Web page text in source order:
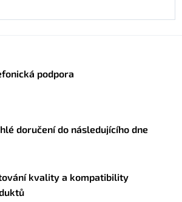
podpora
doručení do následujícího dne
kvality a kompatibility